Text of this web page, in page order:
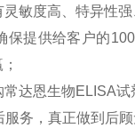
敏度高、特异性
保提供给客户的
常达恩生物ELISA试
服务，真正做到后